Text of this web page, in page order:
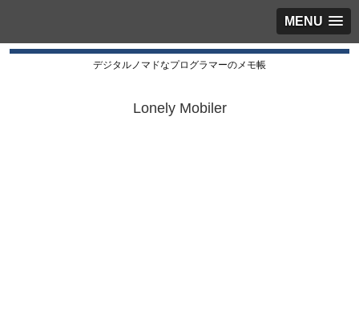
MENU
デジタルノマドなプログラマーのメモ帳
Lonely Mobiler